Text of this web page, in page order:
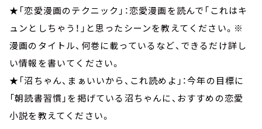
★「恋愛漫画のテクニック」：恋愛漫画を読んで「これはキ
ュンとしちゃう！」と思ったシーンを教えてください。※
漫画のタイトル、何巻に載っているなど、できるだけ詳し
い情報を書いてください。
★「沼ちゃん、まぁいいから、これ読めよ」：今年の目標に
「朝読書習慣」を掲げている沼ちゃんに、おすすめの恋愛
小説を教えてください。